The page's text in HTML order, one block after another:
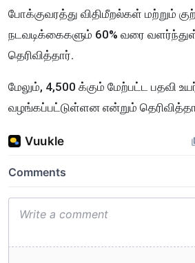
போக்குவரத்து விதிமீறல்கள் மற்றும்
நடவடிக்கைகளும் 60% வரை
தெரிவித்தார்.
மேலும், 4,500 க்கும் மேற்பட்ட பதவி
வழங்கப்பட்டுள்ளன என்றும்